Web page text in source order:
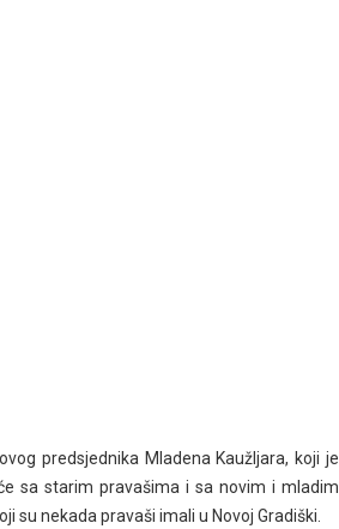
predsjednika Mladena Kaužljara, koji je
sa starim pravašima i sa novim i mladim
su nekada pravaši imali u Novoj Gradiški.